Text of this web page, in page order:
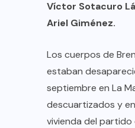
Víctor Sotacuro
Ariel Giménez.
Los cuerpos de
estaban
septiembre en La
descuartizados y
vivienda del partido